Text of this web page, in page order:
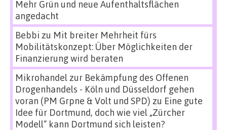
Mehr Grün und neue Aufenthaltsflächen
angedacht
Bebbi zu Mit breiter Mehrheit fürs
Mobilitätskonzept: Über Möglichkeiten der
Finanzierung wird beraten
Mikrohandel zur Bekämpfung des Offenen
Drogenhandels - Köln und Düsseldorf gehen
voran (PM Grpne & Volt und SPD) zu Eine gute
Idee für Dortmund, doch wie viel „Zürcher
Modell“ kann Dortmund sich leisten?